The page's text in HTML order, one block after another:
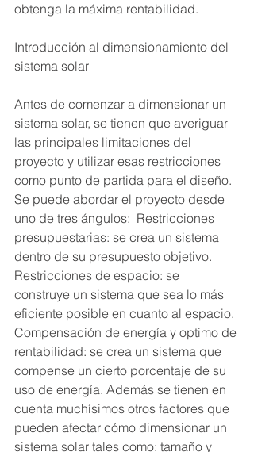
obtenga la máxima rentabilidad.
Introducción al dimensionamiento del
sistema solar
Antes de comenzar a dimensionar un
sistema solar, se tienen que averiguar
las principales limitaciones del
proyecto y utilizar esas restricciones
como punto de partida para el diseño.
Se puede abordar el proyecto desde
uno de tres ángulos:  Restricciones
presupuestarias: se crea un sistema
dentro de su presupuesto objetivo.
Restricciones de espacio: se
construye un sistema que sea lo más
eficiente posible en cuanto al espacio.
Compensación de energía y optimo de
rentabilidad: se crea un sistema que
compense un cierto porcentaje de su
uso de energía. Además se tienen en
cuenta muchísimos otros factores que
pueden afectar cómo dimensionar un
sistema solar tales como: tamaño y